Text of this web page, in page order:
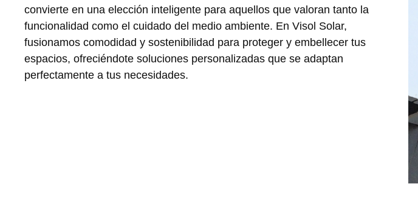
convierte en una elección inteligente para aquellos que valoran tanto la
funcionalidad como el cuidado del medio ambiente. En Visol Solar,
fusionamos comodidad y sostenibilidad para proteger y embellecer tus
espacios, ofreciéndote soluciones personalizadas que se adaptan
perfectamente a tus necesidades.